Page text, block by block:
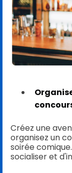
Créez une
organisez un
soirée
socialiser et